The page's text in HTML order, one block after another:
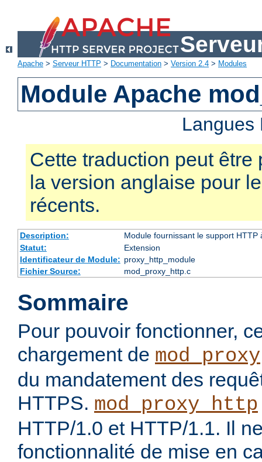
Apache > Serveur HTTP > Documentation > Version 2.4 > Modules
Module Apache
Cette traduction peut être
la version anglaise pour
récents.
Description:
Module fournissant le support HTTP
Statut:
Extension
Identificateur de Module: proxy_http_module
Fichier Source:
mod_proxy_http.c
Sommaire
Pour pouvoir fonctionner,
chargement de mod_proxy
du mandatement des
HTTPS. mod_proxy_http
HTTP/1.0 et HTTP/1.1. Il
fonctionnalité de mise en